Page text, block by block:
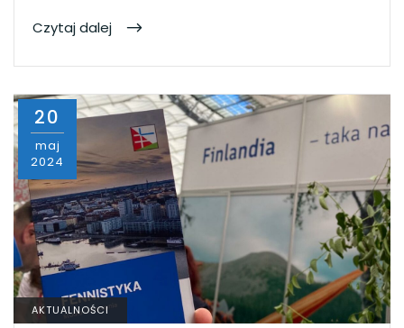
Czytaj dalej
20
maj
2024
AKTUALNOŚCI